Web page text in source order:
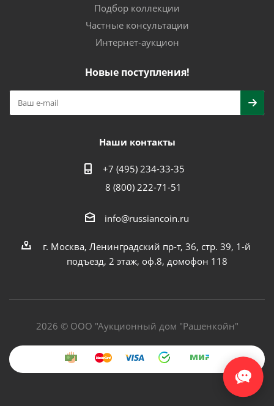
Подбор коллекции
Частные консультации
Интернет-аукцион
Новые поступления!
Наши контакты
+7 (495) 234-33-35
8 (800) 222-71-51
info@russiancoin.ru
г. Москва, Ленинградский пр-т, 36, стр. 39, 1-й
подъезд, 2 этаж, оф.8, домофон 118
2026 © ООО "Аукционный дом "Рашенкойн"